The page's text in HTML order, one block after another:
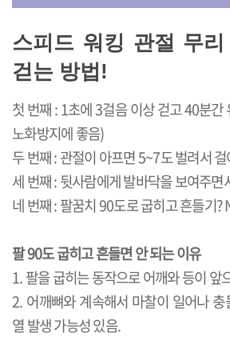
스피드 워킹 관절 무
걷는 방법!
첫 번째 : 1초에 3걸음 이상 걷고 40분간
노화방지에 좋음)
두 번째 : 관절이 아프면 5~7도 벌려서
세 번째 : 뒷사람에게 발바닥을 보여주면
네 번째 : 팔꿈치 90도로 굽히고 흔들기?
팔 90도 굽히고 흔들면 안 되는 이유
1. 팔을 굽히는 동작으로 어깨와 등이 앞
2. 어깨뼈와 계속해서 마찰이 일어나
열 발생 가능성 있음.